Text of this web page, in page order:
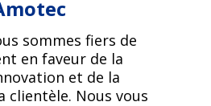
sommes fiers de
en faveur de la
et de la
clientèle. Nous vous